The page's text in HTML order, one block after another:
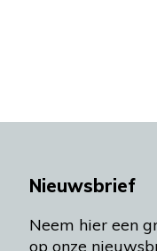
Nieuwsbrief
Neem hier een
op onze